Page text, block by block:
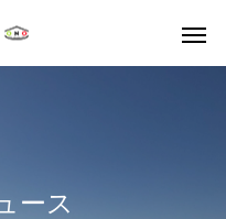
ース